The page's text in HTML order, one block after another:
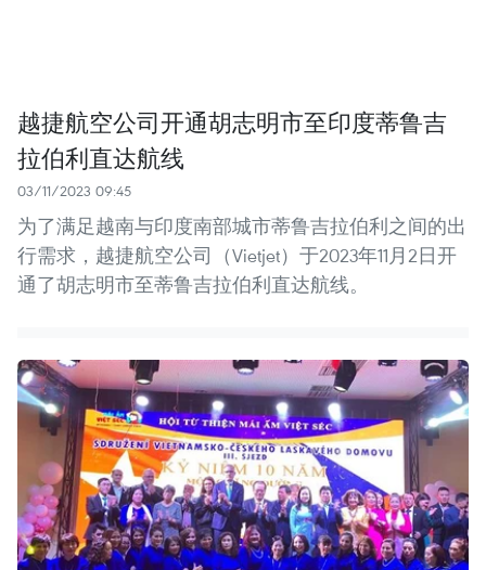
越捷航空公司开通胡志明市至印度蒂鲁吉
拉伯利直达航线
03/11/2023 09:45
为了满足越南与印度南部城市蒂鲁吉拉伯利之间的出
行需求，越捷航空公司（Vietjet）于2023年11月2日开
通了胡志明市至蒂鲁吉拉伯利直达航线。